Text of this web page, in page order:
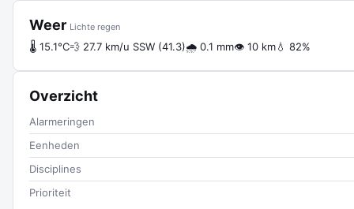
Weer Lichte regen
🌡 15.1°C💨 27.7 km/u SSW (41.3)🌧 0.1 mm👁 10 km💧 82%
Overzicht
Alarmeringen
Eenheden
Disciplines
Prioriteit